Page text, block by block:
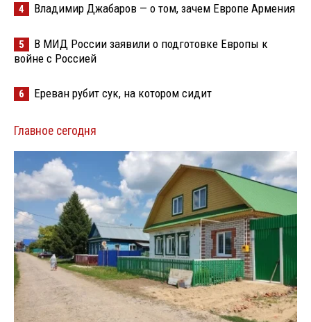
4 Владимир Джабаров — о том, зачем Европе Армения
5
В МИД России заявили о подготовке Европы к
войне с Россией
6 Ереван рубит сук, на котором сидит
Главное сегодня